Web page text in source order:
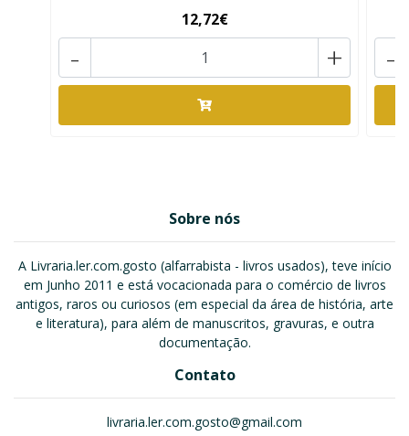
12,72€
+
- -
Sobre nós
A Livraria.ler.com.gosto (alfarrabista - livros usados), teve início
em Junho 2011 e está vocacionada para o comércio de livros
antigos, raros ou curiosos (em especial da área de história, arte
e literatura), para além de manuscritos, gravuras, e outra
documentação.
Contato
livraria.ler.com.gosto@gmail.com